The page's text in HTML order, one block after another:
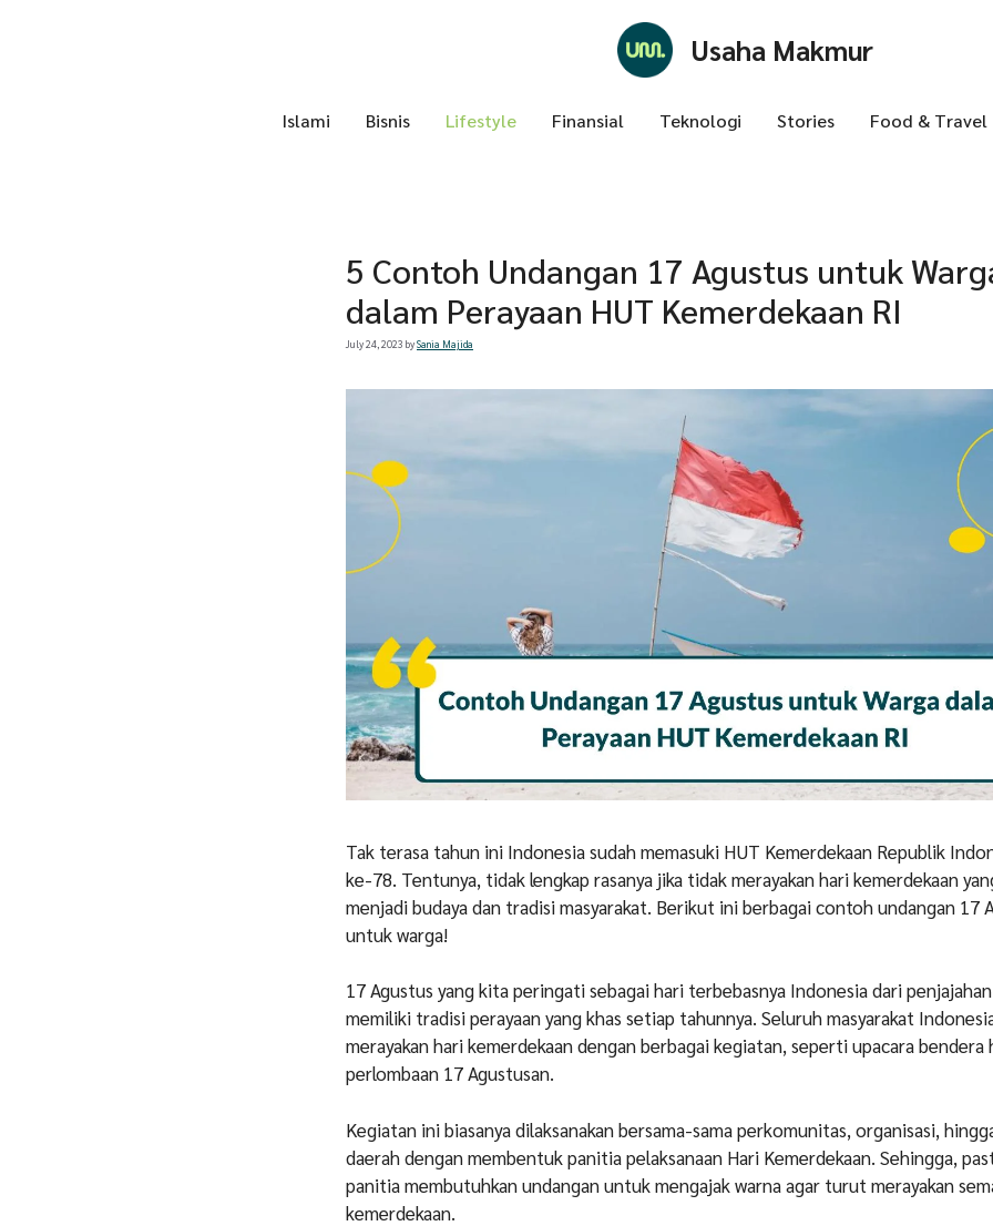
Usaha Makmur
Islami Bisnis Lifestyle Finansial Teknologi Stories Food & Travel
5 Contoh Undangan 17 Agustus untuk
dalam Perayaan HUT Kemerdekaan RI
July 24, 2023 bySania Majida
Tak terasa tahun ini Indonesia sudah memasuki HUT Kemerdekaan Republik
ke-78. Tentunya, tidak lengkap rasanya jika tidak merayakan hari kemerdekaan
menjadi budaya dan tradisi masyarakat. Berikut ini berbagai contoh undangan 17
untuk warga!
17 Agustus yang kita peringati sebagai hari terbebasnya Indonesia dari
memiliki tradisi perayaan yang khas setiap tahunnya. Seluruh masyarakat
merayakan hari kemerdekaan dengan berbagai kegiatan, seperti upacara bendera
perlombaan 17 Agustusan.
Kegiatan ini biasanya dilaksanakan bersama-sama perkomunitas, organisasi,
daerah dengan membentuk panitia pelaksanaan Hari Kemerdekaan. Sehingga,
panitia membutuhkan undangan untuk mengajak warna agar turut merayakan
kemerdekaan.